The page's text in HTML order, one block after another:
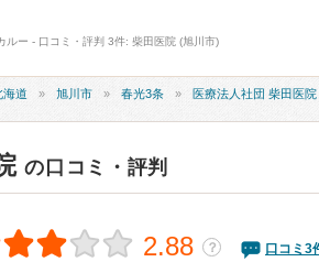
ルー - 口コミ・評判 3件: 柴田医院 (旭川市)
海道 旭川市 春光3条 医療法人社団 柴田医院
の口コミ・評判
2.88 ？ 口コミ 3